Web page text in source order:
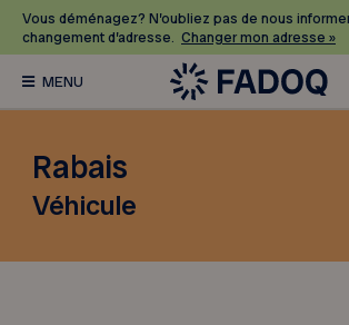
Vous déménagez? N’oubliez pas de nous
changement d’adresse. Changer mon adresse »
Rabais
Véhicule